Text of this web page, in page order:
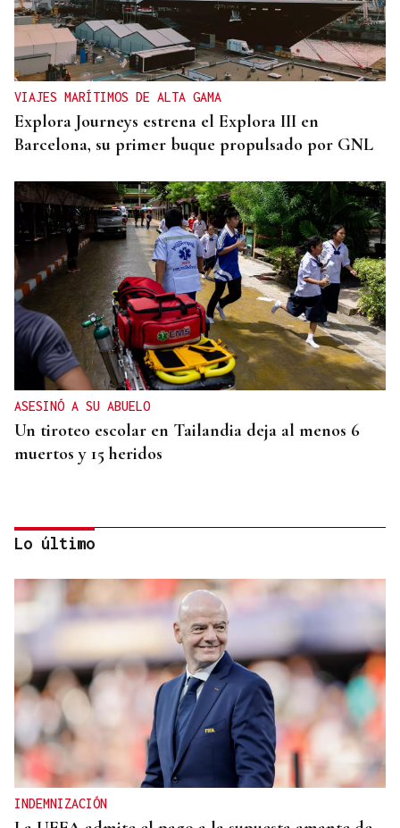
VIAJES MARÍTIMOS DE ALTA GAMA
Explora Journeys estrena el Explora III en
Barcelona, su primer buque propulsado por GNL
ASESINÓ A SU ABUELO
Un tiroteo escolar en Tailandia deja al menos 6
muertos y 15 heridos
MUNDIAL DE FUTBOL
El Congreso debatirá si España debe replantearse
el Mundial 2030 con Marruecos tras la crisis
humanitaria de Ceuta
Lo último
INDEMNIZACIÓN